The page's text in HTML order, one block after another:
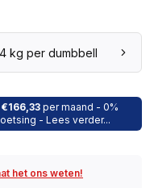
kg per dumbbell
€166,33 per maand - 0%
- Lees verder...
het ons weten!